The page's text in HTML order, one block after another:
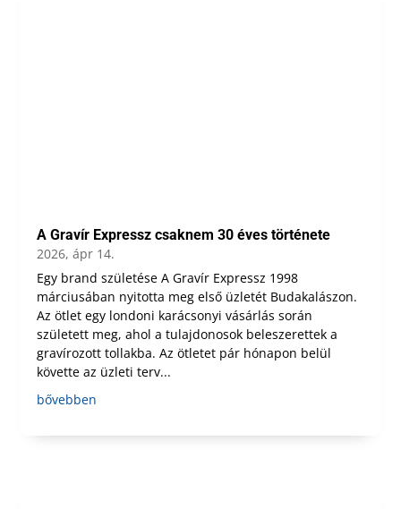
A Gravír Expressz csaknem 30 éves története
2026, ápr 14.
Egy brand születése A Gravír Expressz 1998
márciusában nyitotta meg első üzletét Budakalászon.
Az ötlet egy londoni karácsonyi vásárlás során
született meg, ahol a tulajdonosok beleszerettek a
gravírozott tollakba. Az ötletet pár hónapon belül
követte az üzleti terv...
bővebben